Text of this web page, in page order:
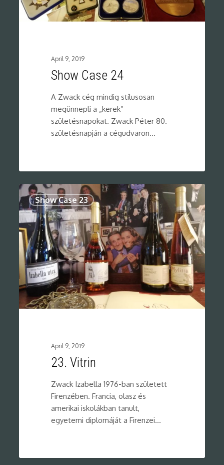
April 9, 2019
Show Case 24
A Zwack cég mindig stílusosan
megünnepli a „kerek”
születésnapokat. Zwack Péter 80.
születésnapján a cégudvaron…
Show Case 23
April 9, 2019
23. Vitrin
Zwack Izabella 1976-ban született
Firenzében. Francia, olasz és
amerikai iskolákban tanult,
egyetemi diplomáját a Firenzei…
0